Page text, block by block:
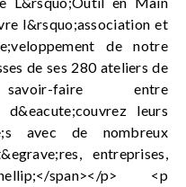
l&rsquo;association et
de notre
de ses 280 ateliers de
faire entre
d&eacute;couvrez leurs
avec de nombreux
entreprises,
span></p> <p